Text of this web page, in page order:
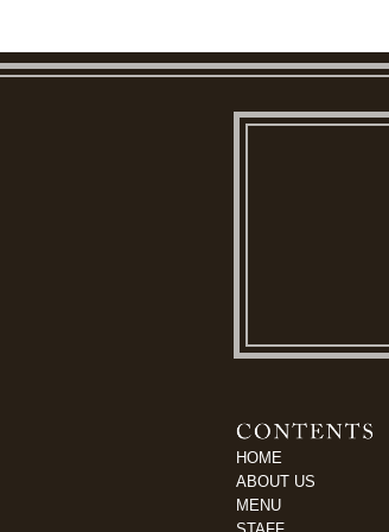
HOME
ABOUT US
MENU